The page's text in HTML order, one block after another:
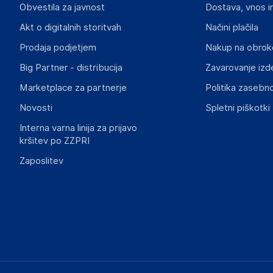
05-830
Poland
Obvestila za javnost
Akt o digitalnih storitvah
Prodaja podjetjem
Big Partner - distribucija
Marketplace za partnerje
Novosti
Interna varna linija za prijavo
kršitev po ZZPRI
Zaposlitev
Dostava, vnos
Načini plačila
Nakup na
Zavarovanje
Politika
Spletni piškotki